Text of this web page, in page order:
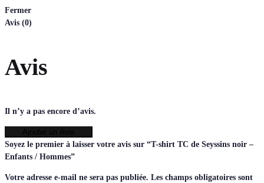
Fermer
Avis (0)
Avis
Il n’y a pas encore d’avis.
Soyez le premier à laisser votre avis sur “T-shirt TC de Seyssins noir –
Enfants / Hommes”
Votre adresse e-mail ne sera pas publiée. Les champs obligatoires sont